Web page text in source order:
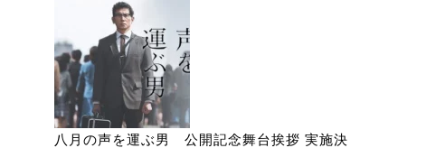
八月の声を運ぶ男 公開記念舞台挨拶 実施決